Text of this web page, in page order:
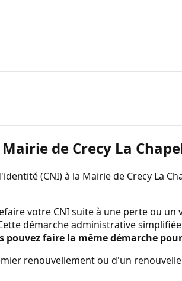
Mairie de Crecy La
(CNI) à la Mairie de Crecy La
votre CNI suite à une perte ou
démarche administrative
pouvez faire la même démarche
renouvellement ou d'un